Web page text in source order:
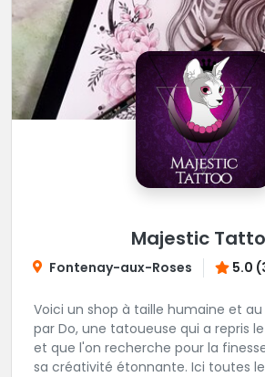
Majestic
Fontenay-aux-Roses 5.0
Voici un shop à taille humaine et au
par Do, une tatoueuse qui a repris
et que l'on recherche pour la
sa créativité étonnante. Ici toutes les pièces sont